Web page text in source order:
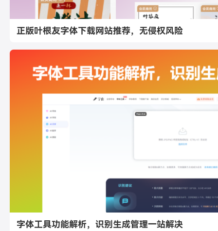
正版叶根友字体下载网站推荐，无侵权风险
字体工具功能解析，识别生成管理一站解决